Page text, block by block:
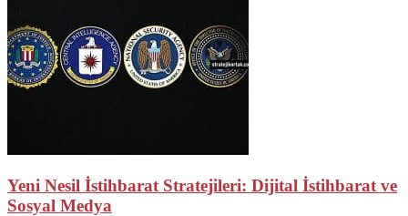
Yeni Nesil İstihbarat Stratejileri: Dijital İstihbarat ve
Sosyal Medya